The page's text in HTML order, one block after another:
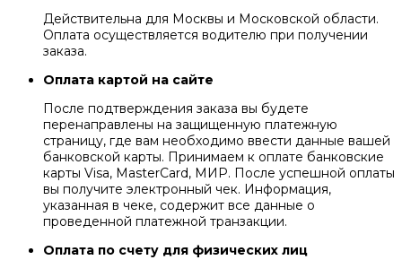
Действительна для Москвы и Московской области.
Оплата осуществляется водителю при получении
заказа.
Оплата картой на сайте
После подтверждения заказа вы будете
перенаправлены на защищенную платежную
страницу, где вам необходимо ввести данные вашей
банковской карты. Принимаем к оплате банковские
карты Visa, MasterCard, МИР. После успешной оплаты
вы получите электронный чек. Информация,
указанная в чеке, содержит все данные о
проведенной платежной транзакции.
Оплата по счету для физических лиц